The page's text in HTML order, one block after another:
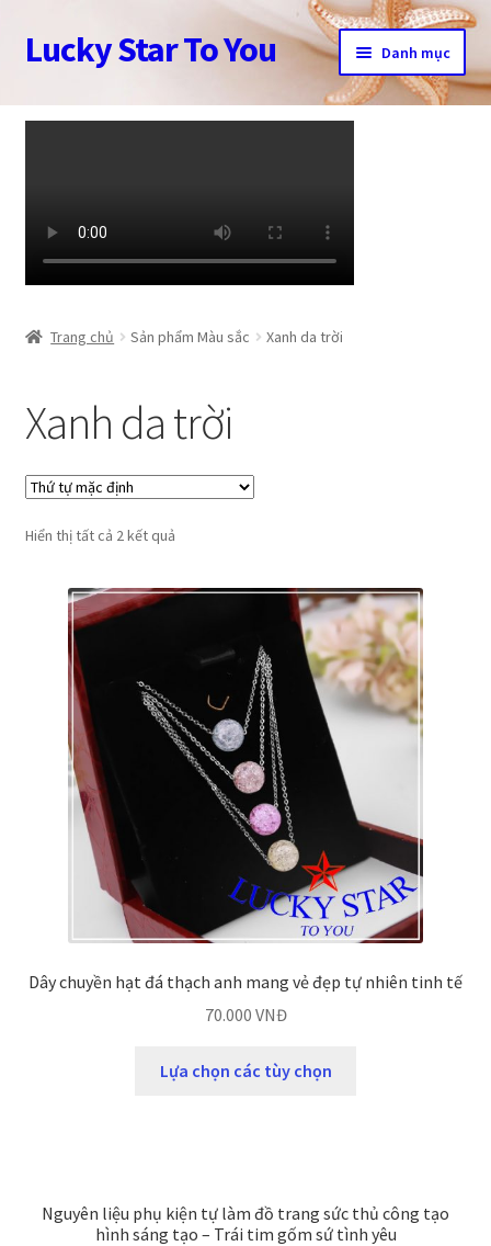
Đi
đến
hướng
Chuyển
đến
dung
Lucky Star To You Danh mục
Trang chủ
Cửa hàng
Tài khoản
Trang chủ Sản phẩm Màu sắc Xanh da trời
Xanh da trời
Hiển thị tất cả 2 kết quả
Dây chuyền hạt đá thạch anh mang vẻ đẹp tự nhiên tinh tế
70.000 VNĐ
Lựa chọn các tùy chọn
Nguyên liệu phụ kiện tự làm đồ trang sức thủ công tạo
hình sáng tạo – Trái tim gốm sứ tình yêu